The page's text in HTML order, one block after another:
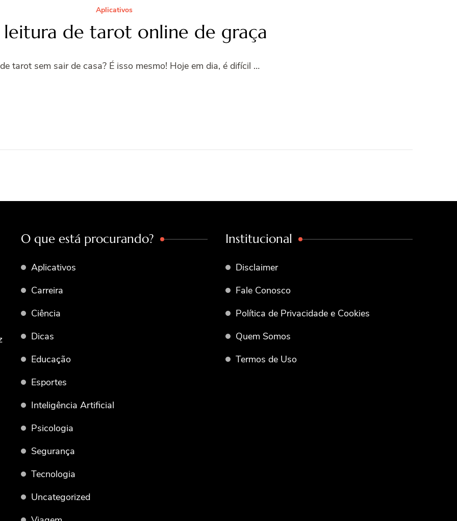
Aplicativos
leitura de tarot online de graça
tarot sem sair de casa? É isso mesmo! Hoje em dia, é difícil …
O que está procurando?
Aplicativos
Carreira
Ciência
Dicas
Educação
Esportes
Inteligência Artificial
Psicologia
Segurança
Tecnologia
Uncategorized
Institucional
Disclaimer
Fale Conosco
Política de Privacidade e Cookies
Quem Somos
Termos de Uso